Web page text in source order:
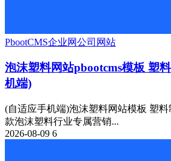
PbootCMS企业网公司网站
泡沫塑料网站pbootcms模板 塑
机端)
(自适应手机端)泡沫塑料网站模板 塑
款泡沫塑料行业专属营销...
2026-08-09 6